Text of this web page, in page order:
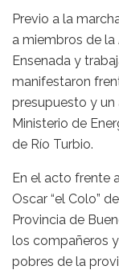
Previo a la
a miembros de la
Ensenada y
manifestaron
presupuesto y un
Ministerio de
de Río Turbio.
En el acto frente
Oscar “el Colo”
Provincia de
los compañeros
pobres de la